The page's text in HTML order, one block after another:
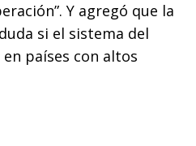
Y agregó que la
si el sistema del
países con altos